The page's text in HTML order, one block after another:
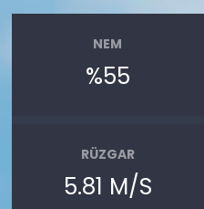
NEM
%55
RÜZGAR
5.81 M/S